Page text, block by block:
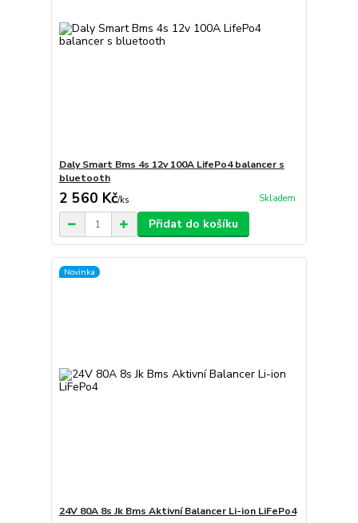
Daly Smart Bms 4s 12v 100A LifePo4 balancer s
bluetooth
2 560 Kč/ks Skladem
Přidat do košíku
Novinka
24V 80A 8s Jk Bms Aktivní Balancer Li-ion LiFePo4